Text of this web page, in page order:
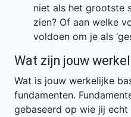
niet als het grootste
zien? Of aan welke
voldoen om je als
Wat zijn jouw
Wat is jouw werkelijke
fundamenten.
gebaseerd op wie jij